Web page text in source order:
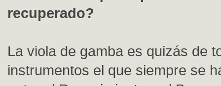
recuperado?
La viola de gamba es quizás de
instrumentos el que siempre se